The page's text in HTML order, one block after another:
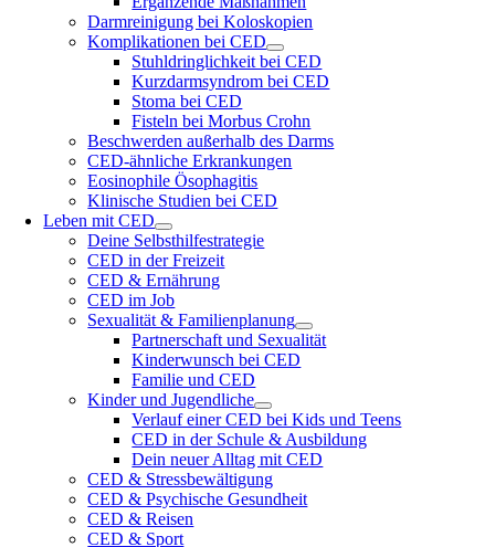
Darmreinigung bei Koloskopien
Komplikationen bei CED
Stuhldringlichkeit bei CED
Kurzdarmsyndrom bei CED
Stoma bei CED
Fisteln bei Morbus Crohn
Beschwerden außerhalb des Darms
CED-ähnliche Erkrankungen
Eosinophile Ösophagitis
Klinische Studien bei CED
Leben mit CED
Deine Selbsthilfestrategie
CED in der Freizeit
CED & Ernährung
CED im Job
Sexualität & Familienplanung
Partnerschaft und Sexualität
Kinderwunsch bei CED
Familie und CED
Kinder und Jugendliche
Verlauf einer CED bei Kids und Teens
CED in der Schule & Ausbildung
Dein neuer Alltag mit CED
CED & Stressbewältigung
CED & Psychische Gesundheit
CED & Reisen
CED & Sport